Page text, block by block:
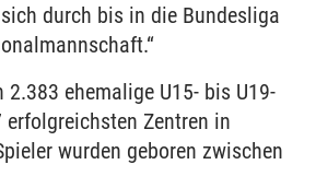
durch bis in die Bundesliga
2.383 ehemalige U15- bis U19-
erfolgreichsten Zentren in
wurden geboren zwischen